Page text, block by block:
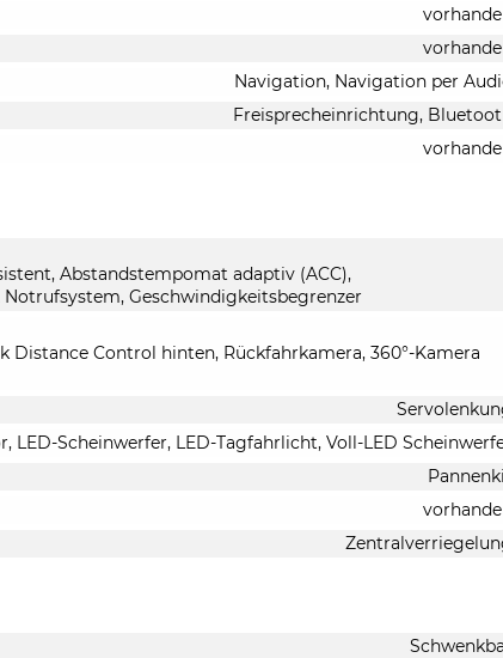
Navigation, Navigation per
Freisprecheinrichtung,
Abstandstempomat adaptiv (ACC),
Geschwindigkeitsbegrenzer
Distance Control hinten, Rückfahrkamera, 360°-Kamera
LED-Scheinwerfer, LED-Tagfahrlicht, Voll-LED